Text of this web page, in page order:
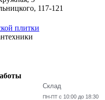
117-121
Склад
ПН-ПТ с 10:00 до 18:30